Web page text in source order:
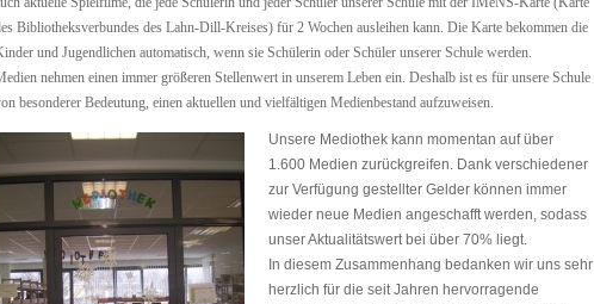
Bibliotheksverbundes des Lahn-Dill-Kreises) für 2 Wochen ausleihen kann. Die Karte bekommen die
und Jugendlichen automatisch, wenn sie Schülerin oder Schüler unserer Schule werden.
nehmen einen immer größeren Stellenwert in unserem Leben ein. Deshalb ist es für unsere Schule
besonderer Bedeutung, einen aktuellen und vielfältigen Medienbestand aufzuweisen.
Unsere Mediothek kann momentan auf über
1.600 Medien zurückgreifen. Dank verschiedener
zur Verfügung gestellter Gelder können immer
wieder neue Medien angeschafft werden, sodass
unser Aktualitätswert bei über 70% liegt.
In diesem Zusammenhang bedanken wir uns sehr
herzlich für die seit Jahren hervorragende